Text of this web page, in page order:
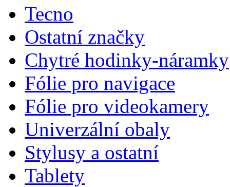
Tecno
Ostatní značky
Chytré hodinky-náramky
Fólie pro navigace
Fólie pro videokamery
Univerzální obaly
Stylusy a ostatní
Tablety